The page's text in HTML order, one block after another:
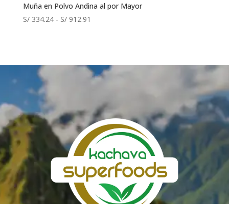
Muña en Polvo Andina al por Mayor
S/334.24 - S/912.91
S/ 334.24
hasta